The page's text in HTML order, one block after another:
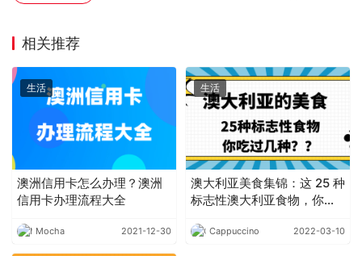
相关推荐
生活
澳洲信用卡怎么办理？澳洲
信用卡办理流程大全
Mocha 2021-12-30
生活
澳大利亚美食集锦：这 25 种
标志性澳大利亚食物，你吃
Cappuccino 2022-03-10